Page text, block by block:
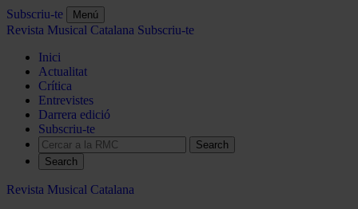
Subscriu-te Menú
Revista Musical Catalana Subscriu-te
Inici
Actualitat
Crítica
Entrevistes
Darrera edició
Subscriu-te
Search
Revista Musical Catalana